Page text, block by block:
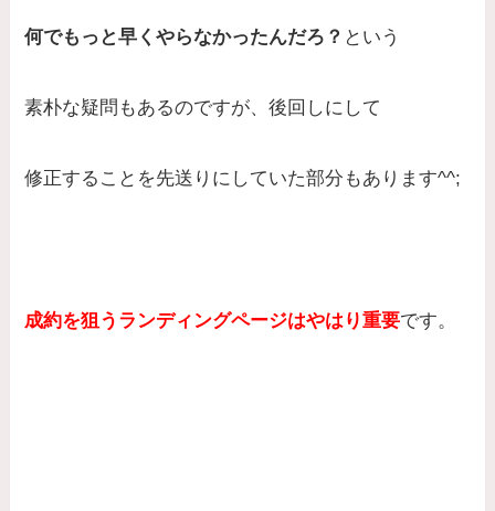
何でもっと早くやらなかったんだろ？ という
素朴な疑問もあるのですが、後回しにして
修正することを先送りにしていた部分もあります^^;
成約を狙うランディングページはやはり重要です。